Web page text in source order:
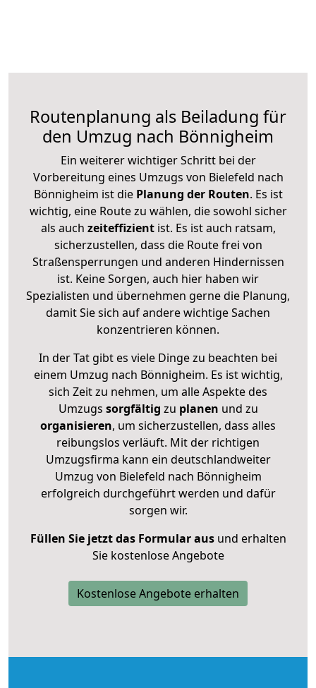
Routenplanung als Beiladung für
den Umzug nach Bönnigheim
Ein weiterer wichtiger Schritt bei der
Vorbereitung eines Umzugs von Bielefeld nach
Bönnigheim ist diePlanung der Routen. Es ist
wichtig, eine Route zu wählen, die sowohl sicher
als auch zeiteffizientist. Es ist auch ratsam,
sicherzustellen, dass die Route frei von
Straßensperrungen und anderen Hindernissen
ist. Keine Sorgen, auch hier haben wir
Spezialisten und übernehmen gerne die Planung,
damit Sie sich auf andere wichtige Sachen
konzentrieren können.
In der Tat gibt es viele Dinge zu beachten bei
einem Umzug nach Bönnigheim. Es ist wichtig,
sich Zeit zu nehmen, um alle Aspekte des
Umzugs sorgfältig zu planen und zu
organisieren, um sicherzustellen, dass alles
reibungslos verläuft. Mit der richtigen
Umzugsfirma kann ein deutschlandweiter
Umzug von Bielefeld nach Bönnigheim
erfolgreich durchgeführt werden und dafür
sorgen wir.
Füllen Sie jetzt das Formular ausund erhalten
Sie kostenlose Angebote
Kostenlose Angebote erhalten